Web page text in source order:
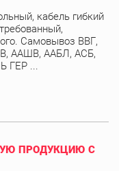
кабель гибкий
Самовывоз ВВГ,
ААШВ, ААБЛ, АСБ,
...
ПРОДУКЦИЮ С